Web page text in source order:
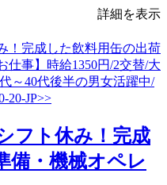
詳細を表示
フト休み！完成
備・機械オペレ